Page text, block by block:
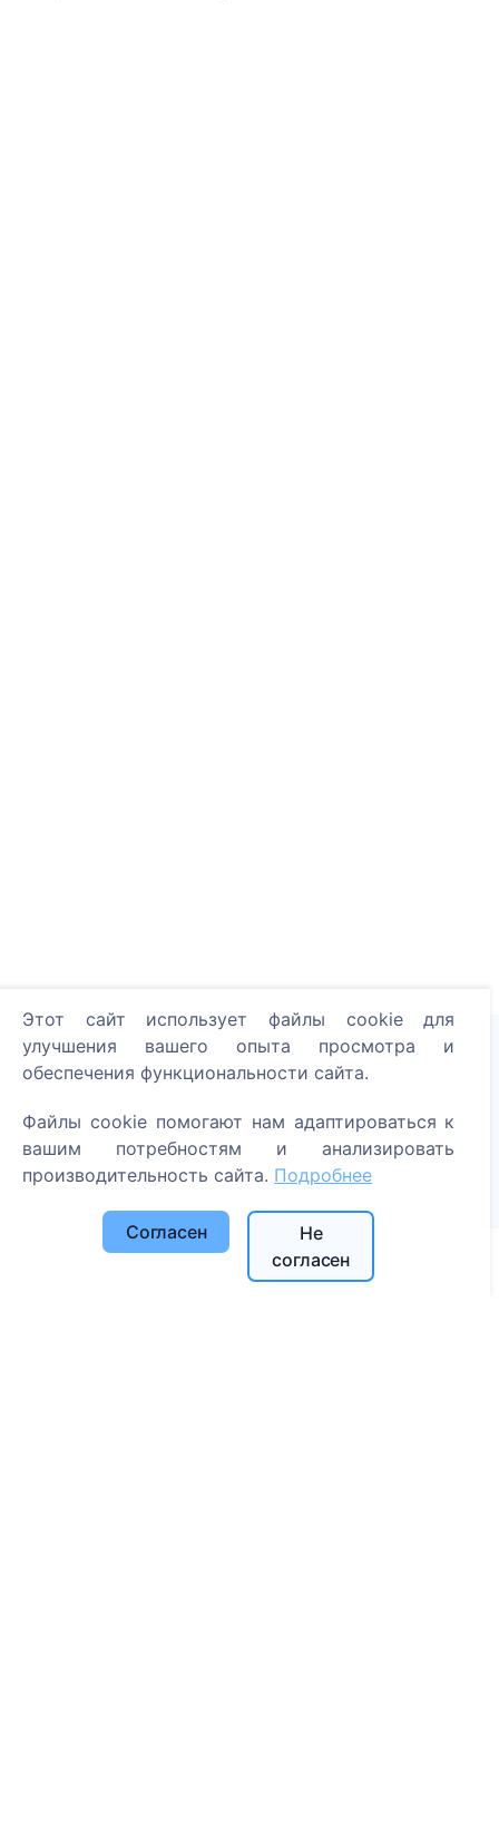
Читать далее
Посаженные деревья
Этот сайт использует файлы cookie для
улучшения вашего опыта просмотра и
обеспечения функциональности сайта.
Файлы cookie помогают нам адаптироваться к
вашим потребностям и анализировать
производительность сайта. Подробнее
Согласен
Не
согласен